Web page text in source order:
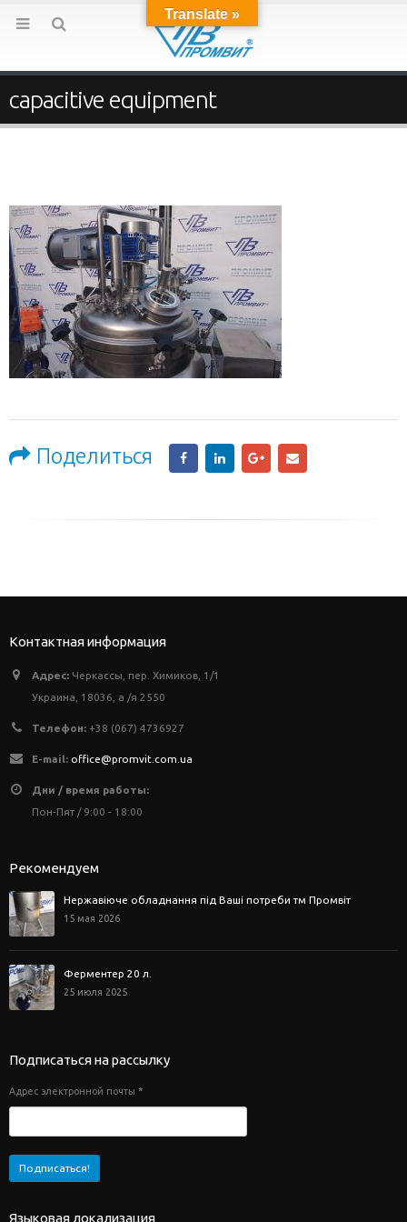
capacitive equipment
Поделиться
Контактная информация
Адрес: Черкассы, пер. Химиков, 1/1
Украина, 18036, а /я 2550
Телефон: +38 (067) 4736927
E-mail: office@promvit.com.ua
Дни / время работы:
Пон-Пят / 9:00 - 18:00
Рекомендуем
Нержавіюче обладнання під Ваші потреби тм Промвіт
15 мая 2026
Ферментер 20 л.
25 июля 2025
Подписаться на рассылку
Адрес электронной почты *
Языковая локализация
Translate »